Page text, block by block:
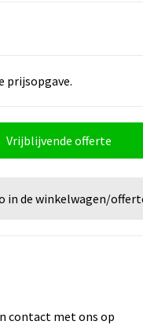
prijsopgave.
Vrijblijvende offerte
in de winkelwagen/
contact met ons op